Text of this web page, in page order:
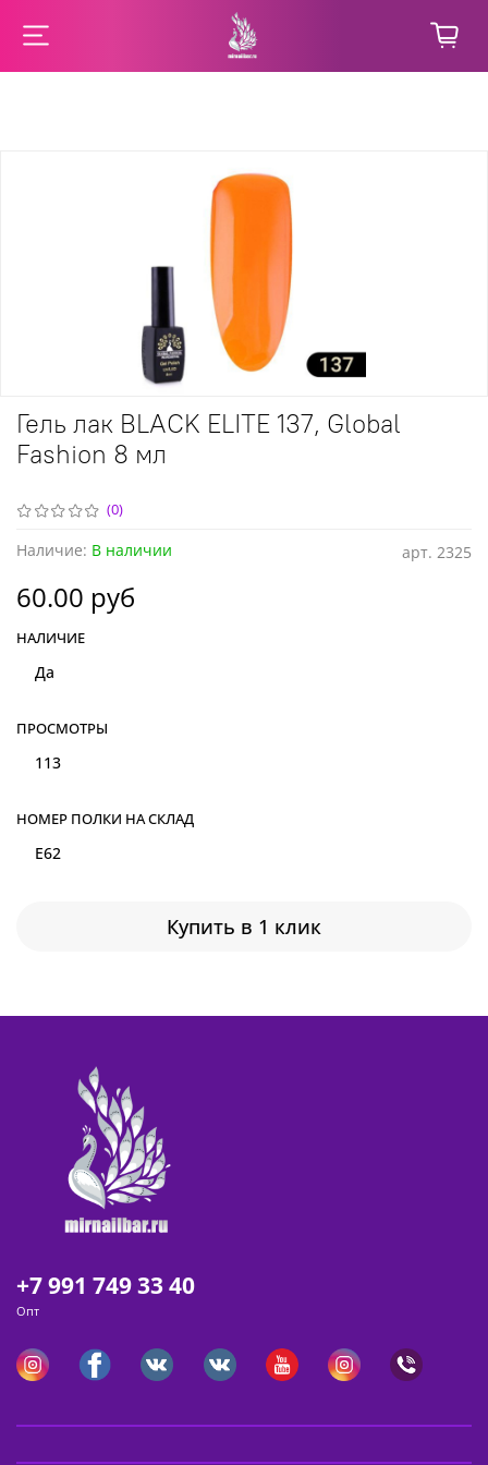
(0)
арт. 2325
Наличие: В наличии
Гель лак BLACK ELITE 137, Global
Fashion 8 мл
60.00 руб
Купить в 1 клик
НАЛИЧИЕ
Да
ПРОСМОТРЫ
113
НОМЕР ПОЛКИ НА СКЛАД
E62
+7 991 749 33 40
Опт